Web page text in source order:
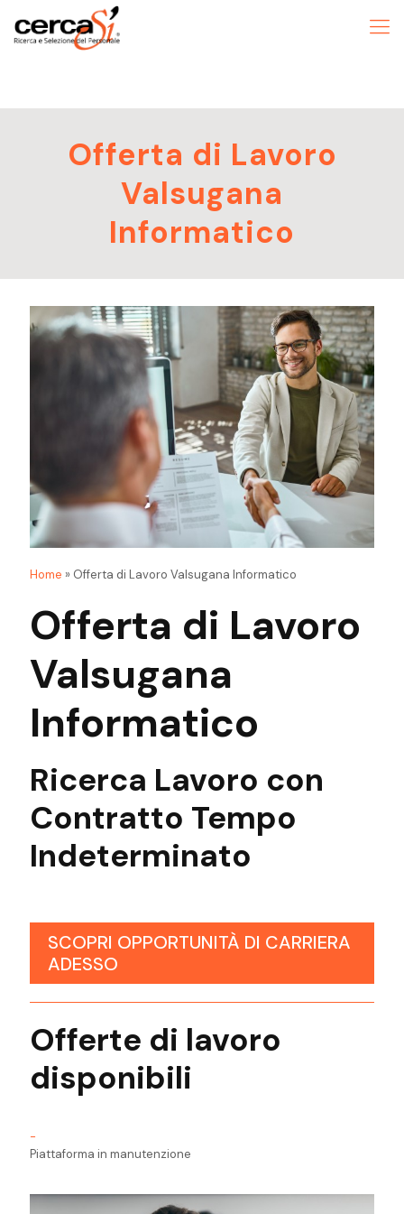
Offerta di Lavoro
Valsugana
Informatico
Home » Offerta di Lavoro Valsugana Informatico
Offerta di Lavoro
Valsugana
Informatico
Ricerca Lavoro con
Contratto Tempo
Indeterminato
SCOPRI OPPORTUNITÀ DI CARRIERA
ADESSO
Offerte di lavoro
disponibili
-
Piattaforma in manutenzione